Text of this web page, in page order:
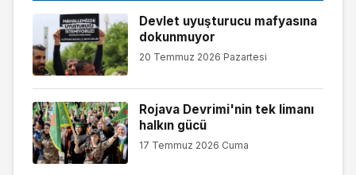
Devlet uyuşturucu mafyasına
dokunmuyor
20 Temmuz 2026 Pazartesi
Rojava Devrimi'nin tek limanı
halkın gücü
17 Temmuz 2026 Cuma